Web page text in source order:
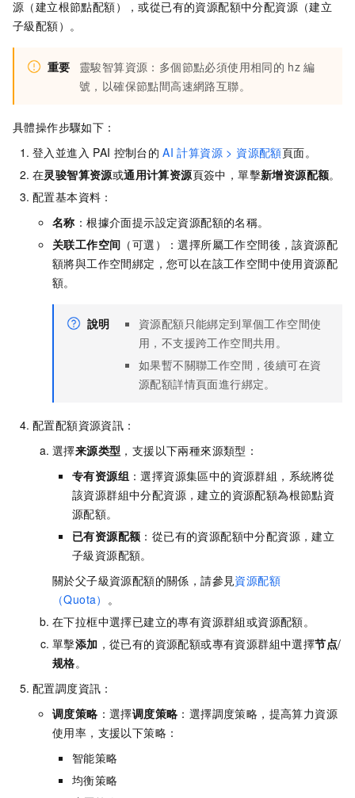
源（建立根節點配額），或從已有的資源配額中分配資源（建立
子級配額）。
重要 靈駿智算資源：多個節點必須使用相同的 hz 編
號，以確保節點間高速網路互聯。
具體操作步驟如下：
登入並進入 PAI 控制台的 AI 計算資源 > 資源配額頁面。
在灵骏智算资源或通用计算资源頁簽中，單擊新增资源配额。
配置基本資料：
名称 ：根據介面提示設定資源配額的名稱。
关联工作空间 （可選）：選擇所屬工作空間後，該資源配
額將與工作空間綁定，您可以在該工作空間中使用資源配
額。
說明
資源配額只能綁定到單個工作空間使
用，不支援跨工作空間共用。
如果暫不關聯工作空間，後續可在資
源配額詳情頁面進行綁定。
配置配額資源資訊：
選擇来源类型 ，支援以下兩種來源類型：
专有资源组 ：選擇資源集區中的資源群組，系統將從
該資源群組中分配資源，建立的資源配額為根節點資
源配額。
已有资源配额 ：從已有的資源配額中分配資源，建立
子級資源配額。
關於父子級資源配額的關係，請參見資源配額
（Quota） 。
在下拉框中選擇已建立的專有資源群組或資源配額。
單擊添加 ，從已有的資源配額或專有資源群組中選擇节点/
规格。
配置調度資訊：
调度策略 ：選擇调度策略 ：選擇調度策略，提高算力資源
使用率，支援以下策略：
智能策略
均衡策略